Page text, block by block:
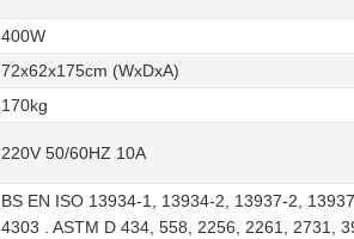
400W
72x62x175cm (WxDxA)
170kg
220V 50/60HZ 10A
BS EN ISO 13934-1, 13934-2, 13937-2,
4303 . ASTM D 434, 558, 2256, 2261, 2731,